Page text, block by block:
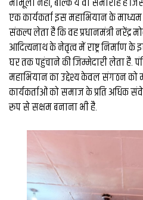
एक कार्यकर्ता इस महाभियान के
संकल्प लेता है कि वह प्रधानमंत्री नरेंद्र
आदित्यनाथ के नेतृत्व में राष्ट्र निर्माण
घर तक पहुंचाने की जिम्मेदारी लेता है.
महाभियान का उद्देश्य केवल संगठन को
कार्यकर्ताओं को समाज के प्रति
रूप से सक्षम बनाना भी है.